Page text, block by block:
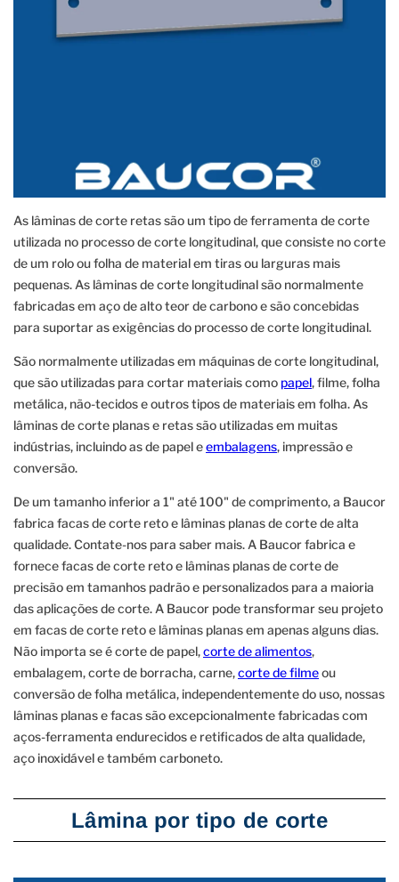
As lâminas de corte retas são um tipo de ferramenta de corte
utilizada no processo de corte longitudinal, que consiste no corte
de um rolo ou folha de material em tiras ou larguras mais
pequenas. As lâminas de corte longitudinal são normalmente
fabricadas em aço de alto teor de carbono e são concebidas
para suportar as exigências do processo de corte longitudinal.
São normalmente utilizadas em máquinas de corte longitudinal,
que são utilizadas para cortar materiais como papel, filme, folha
metálica, não-tecidos e outros tipos de materiais em folha. As
lâminas de corte planas e retas são utilizadas em muitas
indústrias, incluindo as de papel eembalagens, impressão e
conversão.
De um tamanho inferior a 1" até 100" de comprimento, a Baucor
fabrica facas de corte reto e lâminas planas de corte de alta
qualidade. Contate-nos para saber mais. A Baucor fabrica e
fornece facas de corte reto e lâminas planas de corte de
precisão em tamanhos padrão e personalizados para a maioria
das aplicações de corte. A Baucor pode transformar seu projeto
em facas de corte reto e lâminas planas em apenas alguns dias.
Não importa se é corte de papel,corte de alimentos,
embalagem, corte de borracha, carne,corte de filmeou
conversão de folha metálica, independentemente do uso, nossas
lâminas planas e facas são excepcionalmente fabricadas com
aços-ferramenta endurecidos e retificados de alta qualidade,
aço inoxidável e também carboneto.
Lâmina por tipo de corte